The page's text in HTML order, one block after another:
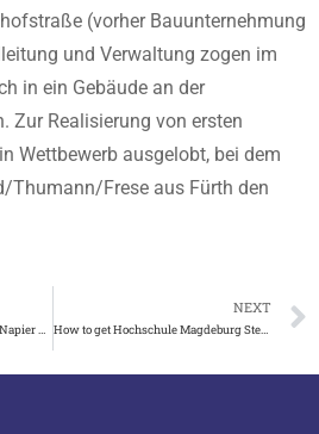
(vorher Bauunternehmung
und Verwaltung zogen im
in ein Gebäude an der
Zur Realisierung von ersten
Wettbewerb ausgelobt, bei dem
Thumann/Frese aus Fürth den
The steps to make Edingburgh Napier University degree
NEXT
How to get Hochschule Magdeburg Stendal degree in Germany